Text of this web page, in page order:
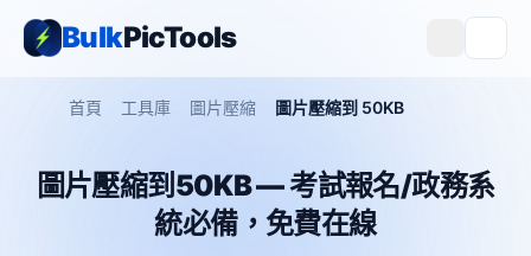
BulkPicTools
首頁 工具庫 圖片壓縮 圖片壓縮到 50KB
圖片壓縮到50KB — 考試報名/政務系
統必備，免費在線